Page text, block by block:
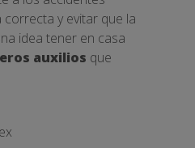
y evitar que la
idea tener en casa
auxilios que